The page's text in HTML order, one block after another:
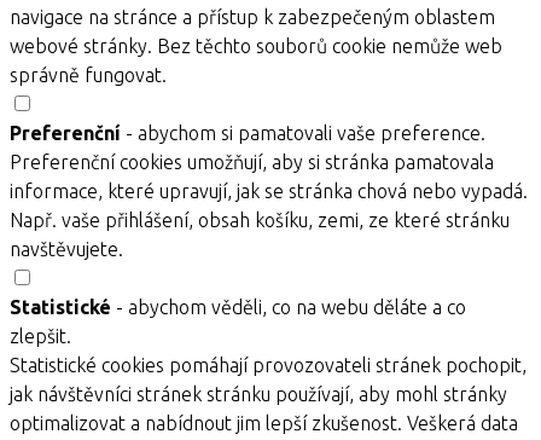
navigace na stránce a přístup k zabezpečeným oblastem
webové stránky. Bez těchto souborů cookie nemůže web
správně fungovat.
Preferenční - abychom si pamatovali vaše preference.
Preferenční cookies umožňují, aby si stránka pamatovala
informace, které upravují, jak se stránka chová nebo vypadá.
Např. vaše přihlášení, obsah košíku, zemi, ze které stránku
navštěvujete.
Statistické - abychom věděli, co na webu děláte a co
zlepšit.
Statistické cookies pomáhají provozovateli stránek pochopit,
jak návštěvníci stránek stránku používají, aby mohl stránky
optimalizovat a nabídnout jim lepší zkušenost. Veškerá data